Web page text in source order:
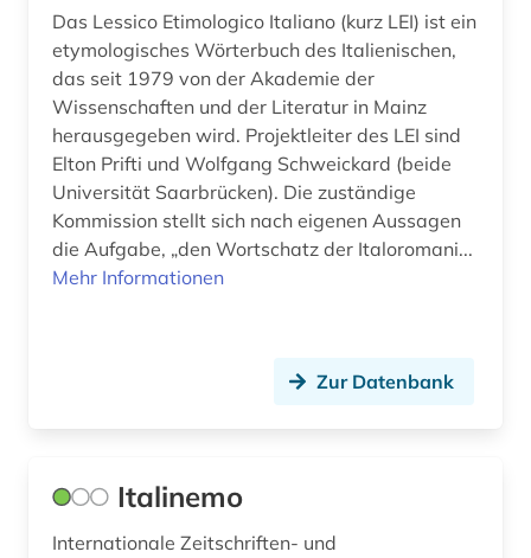
Das Lessico Etimologico Italiano (kurz LEI) ist ein
etymologisches Wörterbuch des Italienischen,
das seit 1979 von der Akademie der
Wissenschaften und der Literatur in Mainz
herausgegeben wird. Projektleiter des LEI sind
Elton Prifti und Wolfgang Schweickard (beide
Universität Saarbrücken). Die zuständige
Kommission stellt sich nach eigenen Aussagen
die Aufgabe, „den Wortschatz der Italoromani...
Mehr Informationen
Zur Datenbank
Italinemo
Internationale Zeitschriften- und